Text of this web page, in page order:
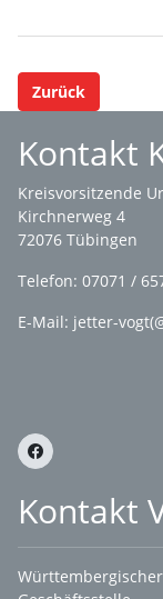
Zurück
Kontakt
Kreisvorsitzende
Kirchnerweg 4
72076 Tübingen
Telefon: 07071 /
E-Mail: jetter-
Kontakt